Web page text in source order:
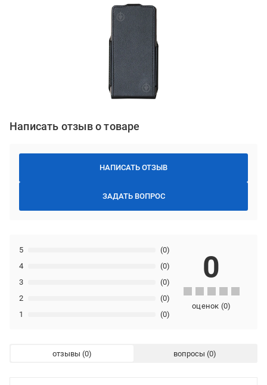
Написать отзыв о товаре
НАПИСАТЬ ОТЗЫВ
ЗАДАТЬ ВОПРОС
1 (0)
2 (0)
3 (0)
4 (0)
5 (0)
0
оценок (0)
отзывы вопросы